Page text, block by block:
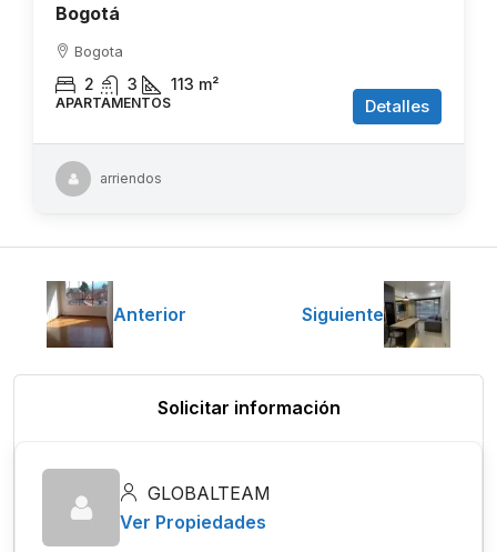
Bogotá
Bogota
2 3 113 m²
APARTAMENTOS Detalles
arriendos
Anterior Siguiente
Solicitar información
GLOBALTEAM
Ver Propiedades